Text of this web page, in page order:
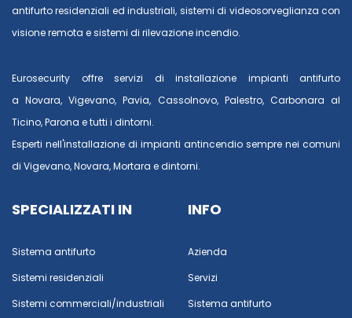
antifurto residenziali ed industriali, sistemi di videosorveglianza con
visione remota e sistemi di rilevazione incendio.
Eurosecurity offre servizi di installazione impianti antifurto
aNovara,Vigevano,Pavia, Cassolnovo, Palestro, Carbonara al
Ticino,Parona e tutti i dintorni.
Esperti nell'installazione di impianti antincendio sempre nei comuni
di Vigevano,Novara,Mortara e dintorni.
SPECIALIZZATI IN
Sistema antifurto
Sistemi residenziali
Sistemi commerciali/industriali
INFO
Azienda
Servizi
Sistema antifurto